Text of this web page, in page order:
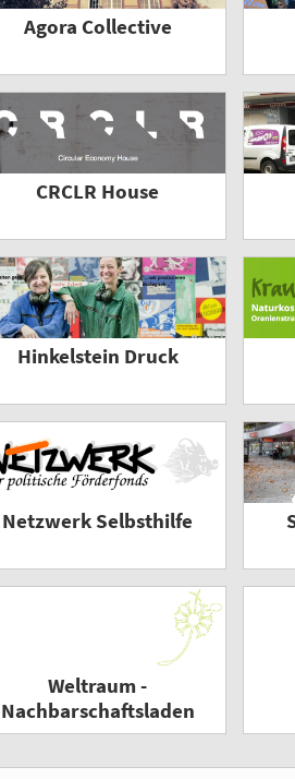
Agora Collective
CRCLR House
Hinkelstein Druck
Netzwerk Selbsthilfe
Weltraum -
Nachbarschaftsladen